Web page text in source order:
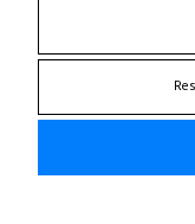
Suna la 0766 182
(zona semafoare